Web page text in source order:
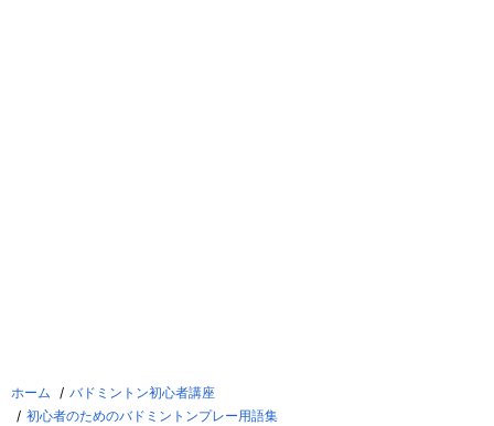
ホーム
バドミントン初心者講座
初心者のためのバドミントンプレー用語集